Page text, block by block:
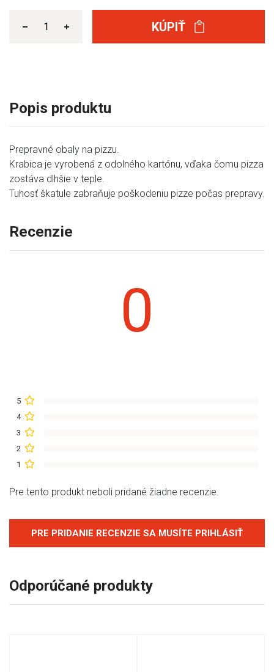
KÚPIŤ
Popis produktu
Prepravné obaly na pizzu.
Krabica je vyrobená z odolného kartónu, vďaka čomu pizza
zostáva dlhšie v teple.
Tuhosť škatule zabraňuje poškodeniu pizze počas prepravy.
Recenzie
0
5
4
3
2
1
Pre tento produkt neboli pridané žiadne recenzie.
PRE PRIDANIE RECENZIE SA MUSÍTE PRIHLÁSIŤ
Odporúčané produkty